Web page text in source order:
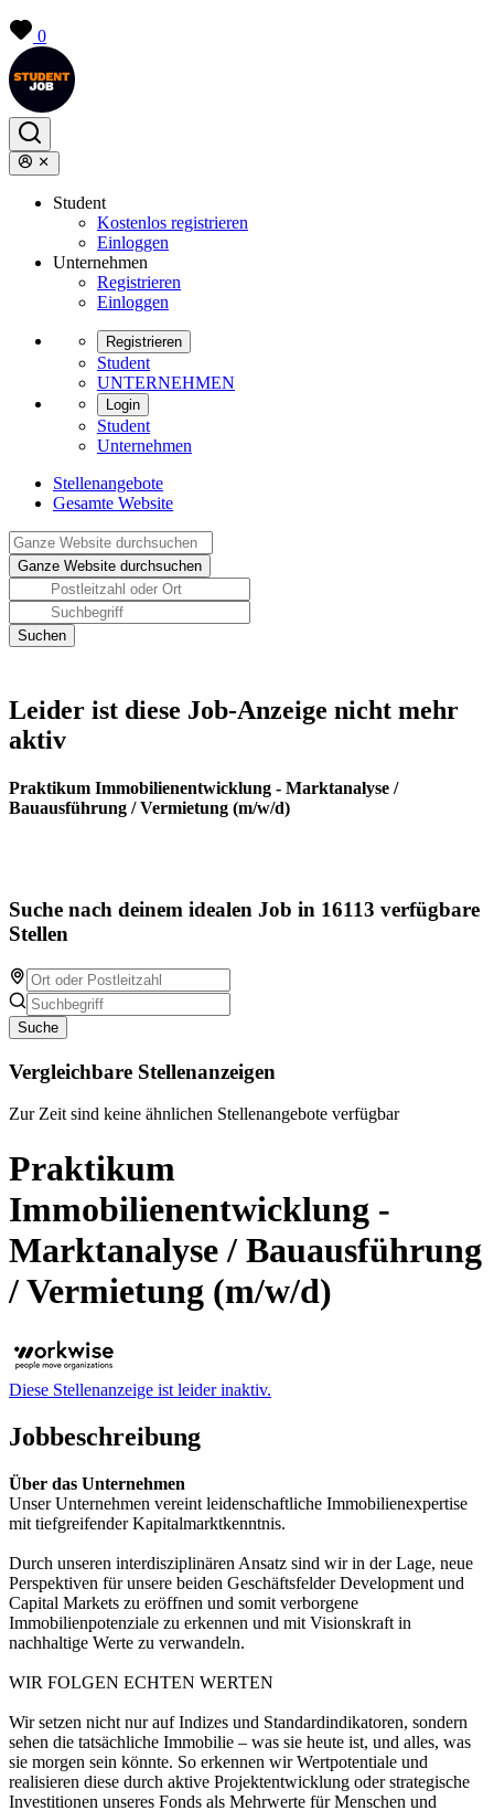
0
Student
Kostenlos registrieren
Einloggen
Unternehmen
Registrieren
Einloggen
Registrieren
Student
UNTERNEHMEN
Login
Student
Unternehmen
Stellenangebote
Gesamte Website
Leider ist diese Job-Anzeige nicht mehr
aktiv
Praktikum Immobilienentwicklung - Marktanalyse /
Bauausführung / Vermietung (m/w/d)
Suche nach deinem idealen Job in 16113 verfügbare
Stellen
Suche
Vergleichbare Stellenanzeigen
Zur Zeit sind keine ähnlichen Stellenangebote verfügbar
Praktikum
Immobilienentwicklung -
Marktanalyse / Bauausführung
/ Vermietung (m/w/d)
Diese Stellenanzeige ist leider inaktiv.
Jobbeschreibung
Über das Unternehmen
Unser Unternehmen vereint leidenschaftliche Immobilienexpertise
mit tiefgreifender Kapitalmarktkenntnis.
Durch unseren interdisziplinären Ansatz sind wir in der Lage, neue
Perspektiven für unsere beiden Geschäftsfelder Development und
Capital Markets zu eröffnen und somit verborgene
Immobilienpotenziale zu erkennen und mit Visionskraft in
nachhaltige Werte zu verwandeln.
WIR FOLGEN ECHTEN WERTEN
Wir setzen nicht nur auf Indizes und Standardindikatoren, sondern
sehen die tatsächliche Immobilie – was sie heute ist, und alles, was
sie morgen sein könnte. So erkennen wir Wertpotentiale und
realisieren diese durch aktive Projektentwicklung oder strategische
Investitionen unseres Fonds als Mehrwerte für Menschen und